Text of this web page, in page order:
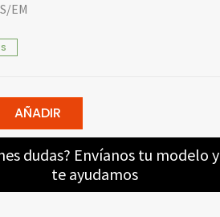
EM
AÑADIR
dudas? Envíanos tu modelo y
te ayudamos